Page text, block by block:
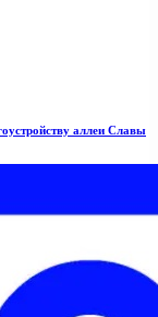
аллеи Славы